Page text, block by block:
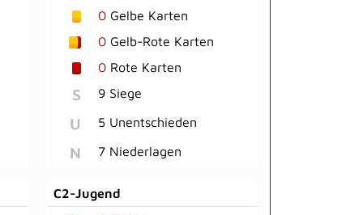
0Gelbe Karten
0Gelb-Rote Karten
0Rote Karten
S 9 Siege
U 5 Unentschieden
N 7 Niederlagen
C2-Jugend